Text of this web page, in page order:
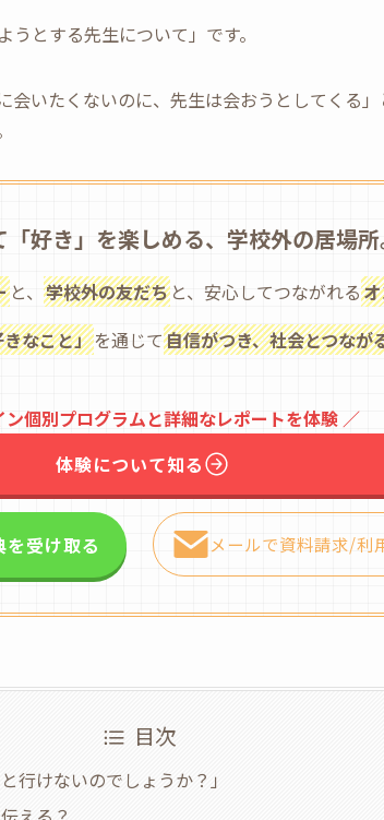
とする先生について」です。
会いたくないのに、先生は会おうとしてくる
好き」を楽しめる、学校外の居場所
と、 学校外の友だち と、安心してつながれる
なこと」を通じて自信がつき、社会とつなが
ン個別プログラムと詳細なレポートを体験 ／
体験について知る
受け取る メールで資料請求/利
目次
行けないのでしょうか？」